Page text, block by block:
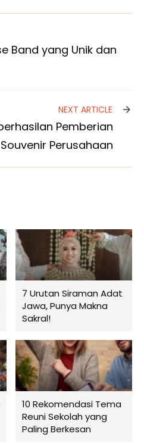
Band yang Unik dan
NEXT ARTICLE
Pemberian
Souvenir Perusahaan
7 Urutan Siraman Adat
Jawa, Punya Makna
Sakral!
10 Rekomendasi Tema
Reuni Sekolah yang
Paling Berkesan